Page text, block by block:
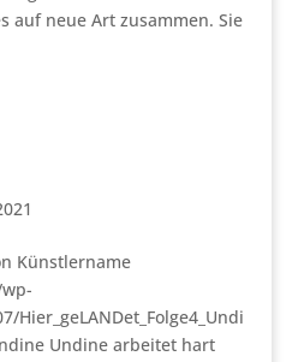
auf neue Art zusammen. Sie
Künstlername
Hier_geLANDet_Folge4_Undi
Undine arbeitet hart